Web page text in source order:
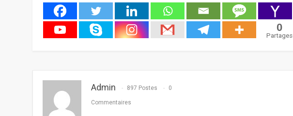
0
Partages
Admin 897 Postes 0
Commentaires